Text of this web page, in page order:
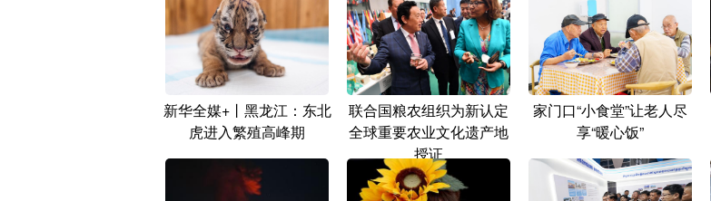
新华全媒+丨黑龙江：东北
虎进入繁殖高峰期
联合国粮农组织为新认定
全球重要农业文化遗产地
授证
家门口“小食堂”让老人尽
享“暖心饭”